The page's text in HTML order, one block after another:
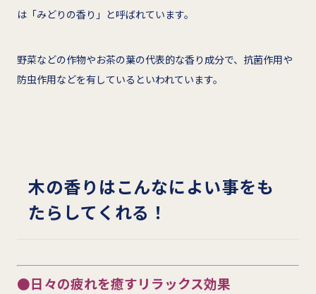
は「みどりの香り」と呼ばれています。
野菜などの作物やお茶の葉の代表的な香り成分で、抗菌作用や
防虫作用などを有しているといわれています。
木の香りはこんなによい事をも
たらしてくれる！
●日々の疲れを癒すリラックス効果